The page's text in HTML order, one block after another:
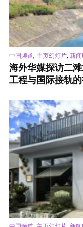
中国频道, 主页幻灯片, 新
海外华媒探访二
工程与国际接轨